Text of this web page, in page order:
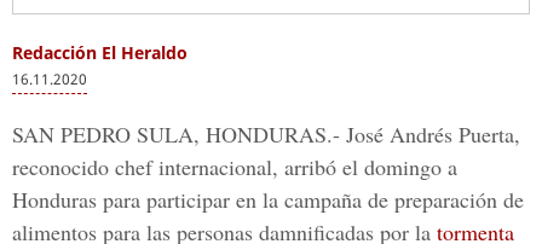
Redacción El Heraldo
16.11.2020
SAN PEDRO SULA, HONDURAS.- José Andrés Puerta,
reconocido chef internacional, arribó el domingo a
Honduras para participar en la campaña de preparación de
alimentos para las personas damnificadas por la tormenta